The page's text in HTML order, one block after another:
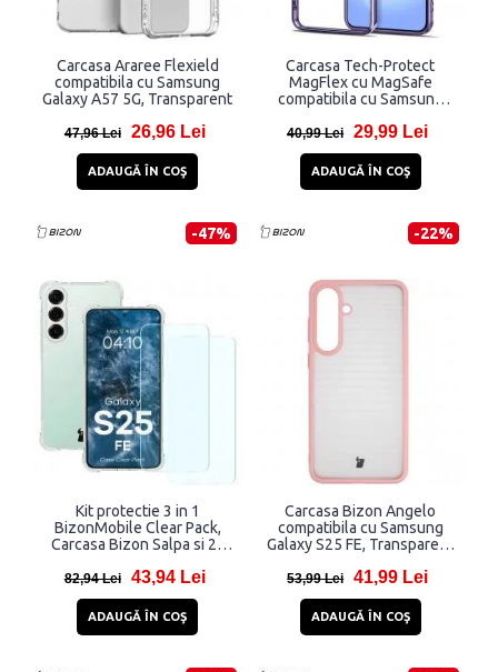
Carcasa Araree Flexield
compatibila cu Samsung
Galaxy A57 5G, Transparent
47,96 Lei 26,96 Lei
ADAUGĂ ÎN COŞ
Carcasa Tech-Protect
MagFlex cu MagSafe
compatibila cu Samsung
40,99 Lei 29,99 Lei
ADAUGĂ ÎN COŞ
-47%
Kit protectie 3 in 1
BizonMobile Clear Pack,
Carcasa Bizon Salpa si 2x
Clear 2, compatibil cu
Transparent
82,94 Lei 43,94 Lei
ADAUGĂ ÎN COŞ
-22%
Carcasa Bizon Angelo
compatibila cu Samsung
Galaxy S25 FE, Transparent
53,99 Lei 41,99 Lei
ADAUGĂ ÎN COŞ